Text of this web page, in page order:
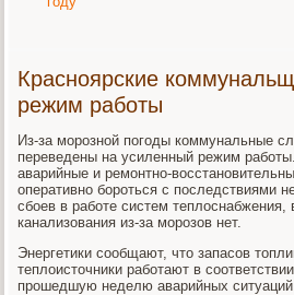
Красноярские
режим работы
Из-за морозной погоды коммунальные
переведены на усиленный режим
аварийные и ремонтно-
оперативно бороться с последствиями
сбоев в работе систем теплоснабжения,
канализования из-за морозов нет.
Энергетики сообщают, что запасов
теплоисточники работают в
прошедшую неделю аварийных ситуаций